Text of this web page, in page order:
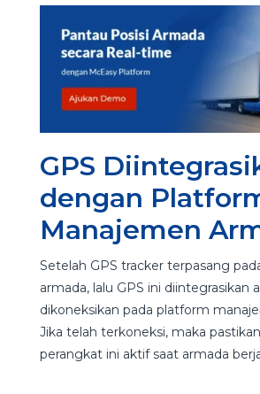
GPS
dengan
Manajemen
Setelah GPS tracker terpasang
armada, lalu GPS ini diintegrasikan
dikoneksikan pada platform
Jika telah terkoneksi, maka
perangkat ini aktif saat armada